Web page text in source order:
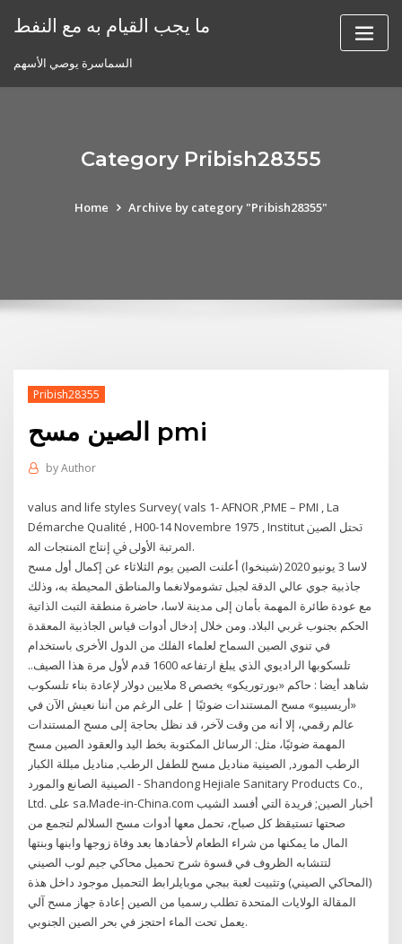
ما يجب القيام به مع النفط
السماسرة يوصي الأسهم
Category Pribish28355
Home Archive by category "Pribish28355"
Pribish28355
الصين مسح pmi
byAuthor
valus and life styles Survey( vals 1- AFNOR ,PME – PMI , La
Démarche Qualité , H00-14 Novembre 1975 , Institut ﲢﺘﻞ ﺍﻟﺼﲔ
ﺍﳌﺮﺗﺒﺔ ﺍﻷﻭﱃ ﰲ ﺇﻧﺘﺎﺝ ﺍﳌﻨﺘﺠﺎﺕ ﺍﳌ.
لاسا 3 يونيو 2020 (شينخوا) أعلنت الصين يوم الثلاثاء عن إكمال أول مسح
جاذبية جوي عالي الدقة لجبل تشومولانغما والمناطق المحيطة به، وذلك
مع عودة طائرة المهمة بأمان إلى مدينة لاسا، حاضرة منطقة التبت الذاتية
الحكم بجنوب غربي البلاد. ومن خلال إدخال أدوات قياس الجاذبية المعقدة
في تنوي الصين السماح لعلماء الفلك من الدول الأخرى باستخدام
تلسكوبها الراديوي الذي يبلغ ارتفاعه 1600 قدم لأول مرة هذا الصيف..
شاهد أيضا : حاكم «بورتوريكو» يخصص 8 ملايين دولار لإعادة بناء تلسكوب
«أريسيبو» مسح المستندات ضوئيًا | على الرغم من أننا نعيش الآن في
عالم رقمي، إلا أنه من وقت لآخر، قد نظل بحاجة إلى مسح المستندات
المهمة ضوئيًا، مثل: الرسائل المكتوبة بخط اليد والعقود الصين مسح
الرطب المورد, الصينية مناديل مسح للطفل الرطب, مناديل مبللة الكبار
الصينية الصانع والمورد - Shandong Hejiale Sanitary Products Co.,
Ltd. على sa.Made-in-China.com أخبار الصين; فريدة التي أفسد الشيب
صحتها تستيقظ كل صباح، تحمل معها أدوات مسح السلالم لتجمع من
المال ما يمكنها من شراء الطعام لأحفادها بعد وفاة زوجها وابنها وبنتها
لتتشابه الظروف في قسوة شرح تحميل محاكي جيم لوب الصيني
(المحاكي الصيني) وتثبيت لعبة ببجي موبايلرابط التحميل موجود داخل هذة
المقالة الولايات المتحدة تطلب رسميا من الصين إعادة جهاز مسح آلي
يعمل تحت الماء احتجز في بحر الصين الجنوبي.